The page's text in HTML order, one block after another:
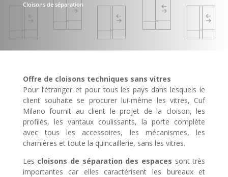
Cloisons de séparation
Offre de cloisons techniques sans vitres
Pour l’étranger et pour tous les pays dans lesquels le
client souhaite se procurer lui-même les vitres, Cuf
Milano fournit au client le projet de la cloison, les
profilés, les vantaux coulissants, la porte complète
avec tous les accessoires, les mécanismes, les
charnières et toute la quincaillerie, sans les vitres.
Les cloisons de séparation des espaces sont très
importantes car elles caractérisent les bureaux et